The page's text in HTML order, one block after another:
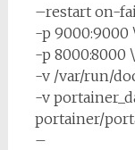
–restart on-
-p 9000:9000
-p 8000:8000 \
-v /var/run/
-v
portainer/
–